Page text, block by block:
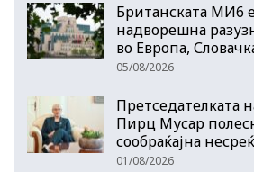
Британската МИ6
надворешна
во Европа,
05/08/2026
Претседателката
Пирц Мусар
сообраќајна
01/08/2026